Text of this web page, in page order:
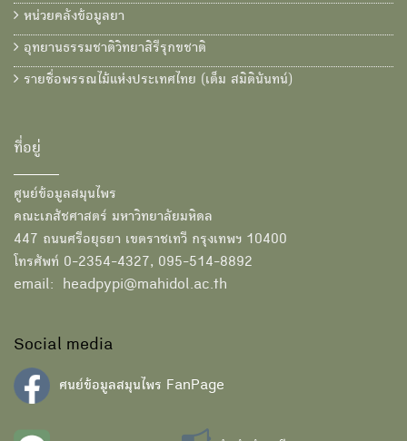
หน่วยคลังข้อมูลยา
อุทยานธรรมชาติวิทยาสิรีรุกขชาติ
รายชื่อพรรณไม้แห่งประเทศไทย (เต็ม สมิตินันทน์)
ที่อยู่
ศูนย์ข้อมูลสมุนไพร
คณะเภสัชศาสตร์ มหาวิทยาลัยมหิดล
447 ถนนศรีอยุธยา เขตราชเทวี กรุงเทพฯ 10400
โทรศัพท์ 0-2354-4327, 095-514-8892
email: headpypi@mahidol.ac.th
Social media
ศนย์ข้อมูลสมุนไพร FanPage